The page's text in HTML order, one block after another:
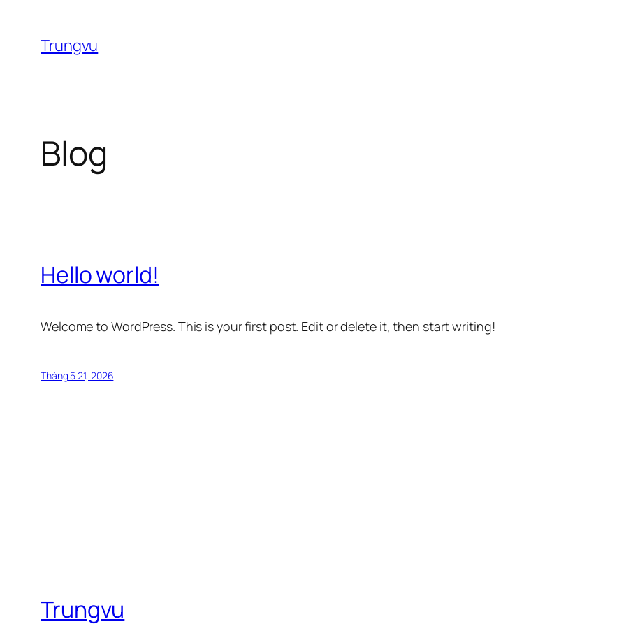
Trungvu
Blog
Hello world!
Welcome to WordPress. This is your first post. Edit or delete it, then start writing!
Tháng 5 21, 2026
Trungvu